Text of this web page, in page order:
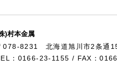
)村本金属
078-8231 北海道旭川市2条通
：0166-23-1155 / FAX：